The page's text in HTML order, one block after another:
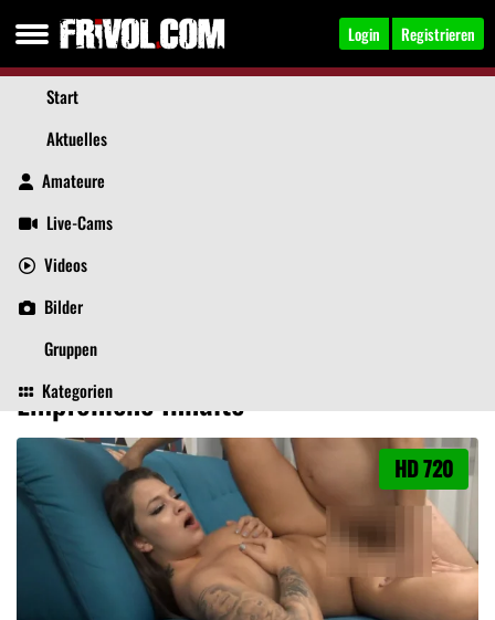
Login Registrieren
Start
Aktuelles
Amateure
Live-Cams
Videos
Bilder
Gruppen
Kategorien
AnjaAngel
Empfohlene Inhalte
HD 720